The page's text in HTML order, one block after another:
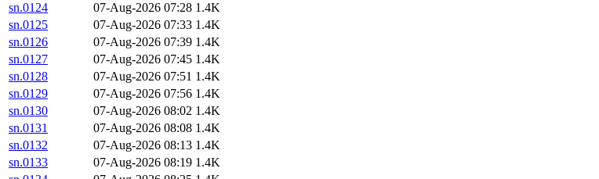
sn.0124
07-Aug-2026 07:28 1.4K
sn.0125
07-Aug-2026 07:33 1.4K
sn.0126
07-Aug-2026 07:39 1.4K
sn.0127
07-Aug-2026 07:45 1.4K
sn.0128
07-Aug-2026 07:51 1.4K
sn.0129
07-Aug-2026 07:56 1.4K
sn.0130
07-Aug-2026 08:02 1.4K
sn.0131
07-Aug-2026 08:08 1.4K
sn.0132
07-Aug-2026 08:13 1.4K
sn.0133
07-Aug-2026 08:19 1.4K